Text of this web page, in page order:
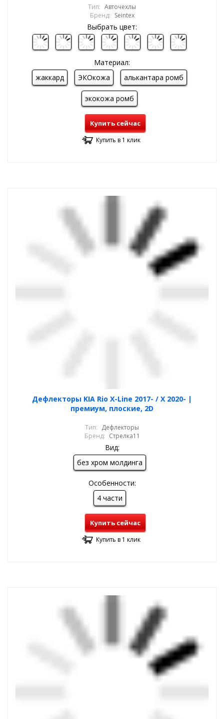
Тип: Авточехлы
Бренд: Seintex
Выбрать цвет:
Материал:
жаккард
ЭКОкожа алькантара ромб
экокожа ромб
Купить сейчас
Купить в 1 клик
Дефлекторы KIA Rio X-Line 2017- / X 2020- |
премиум, плоские, 2D
Тип: Дефлекторы
Бренд: Стрелка11
Вид:
без хром молдинга
Особенности:
4 части
Купить сейчас
Купить в 1 клик